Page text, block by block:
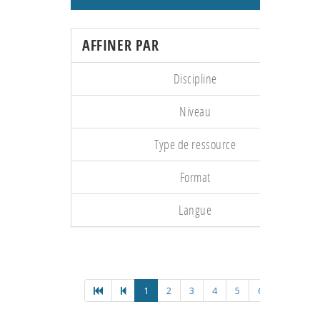
AFFINER PAR
Discipline
Niveau
Type de ressource
Format
Langue
1 2 3 4 5 6